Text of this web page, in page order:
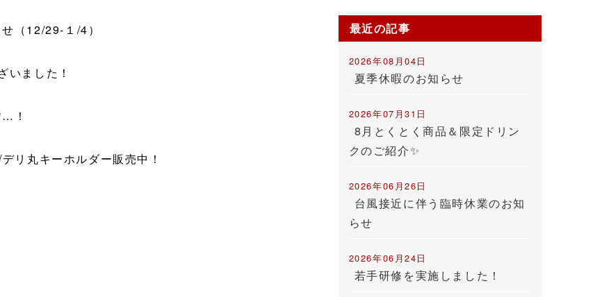
（12/29-１/4）
いました！
！
リ丸キーホルダー販売中！
最近の記事
2026年08月04日
夏季休暇のお知らせ
2026年07月31日
8月とくとく商品＆限定ドリン
クのご紹介✨
2026年06月26日
台風接近に伴う臨時休業のお知
らせ
2026年06月24日
若手研修を実施しました！